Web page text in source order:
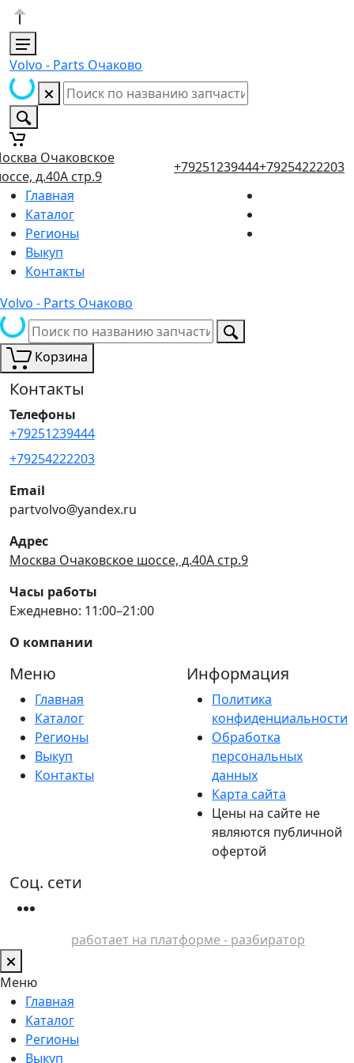
Volvo - Parts Очаково
Очаковское
д.40А стр.9
+79251239444+79254222203
Главная
Каталог
Регионы
Выкуп
Контакты
Volvo - Parts Очаково
Корзина
Контакты
Телефоны
+79251239444
+79254222203
Email
partvolvo@yandex.ru
Адрес
Москва Очаковское шоссе, д.40А стр.9
Часы работы
Ежедневно: 11:00–21:00
О компании
Меню
Главная
Каталог
Регионы
Выкуп
Контакты
Информация
Политика
конфиденциальности
Обработка
персональных
данных
Карта сайта
Цены на сайте не
являются публичной
офертой
Соц. сети
работает на платформе - разбиратор
Меню
Главная
Каталог
Регионы
Выкуп